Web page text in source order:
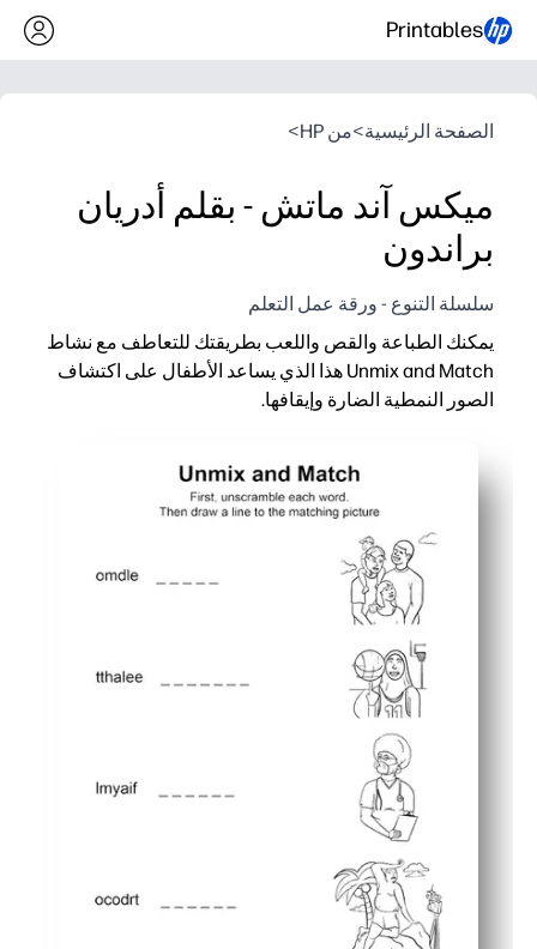
Printables
الصفحة الرئيسية>من HP >
ميكس آند ماتش - بقلم أدريان
براندون
سلسلة التنوع - ورقة عمل التعلم
يمكنك الطباعة والقص واللعب بطريقتك للتعاطف مع نشاط
Unmix and Match هذا الذي يساعد الأطفال على اكتشاف
الصور النمطية الضارة وإيقافها.
تحافظ لعبة المطابقة العملية على تفاعل الأطفال مع الكشف
يحث على إجراء محادثة مدروسة حول الهوية والاختلافات
التنسيقات المرنة - تُستخدم للمراكز أو المجموعات الصغيرة أو